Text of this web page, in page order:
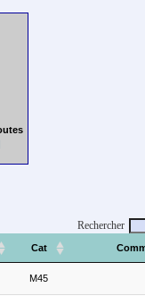
Rechercher
Cat
M45